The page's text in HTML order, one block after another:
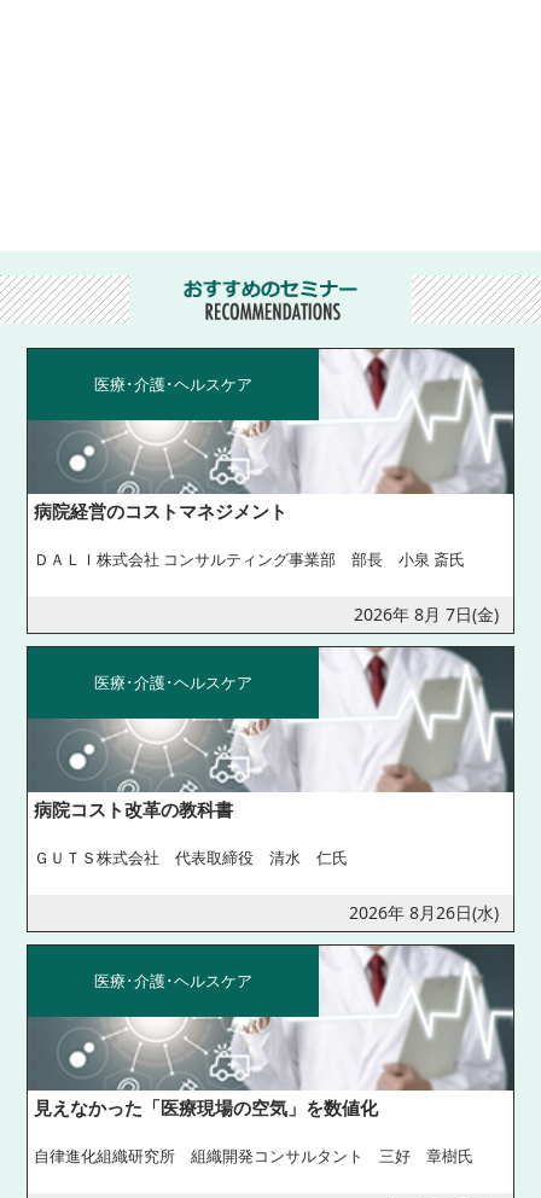
医療･介護･ヘルスケア
病院経営のコストマネジメント
ＤＡＬＩ株式会社 コンサルティング事業部 部長 小泉 斎氏
2026年 8月 7日(金)
医療･介護･ヘルスケア
病院コスト改革の教科書
ＧＵＴＳ株式会社 代表取締役 清水 仁氏
2026年 8月26日(水)
医療･介護･ヘルスケア
見えなかった「医療現場の空気」を数値化
自律進化組織研究所 組織開発コンサルタント 三好 章樹氏